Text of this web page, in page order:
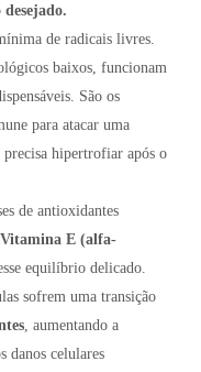
de radicais livres.
baixos, funcionam
São os
para atacar uma
hipertrofiar após o
de antioxidantes
Vitamina E (alfa-
equilíbrio delicado.
sofrem uma transição
, aumentando a
danos celulares